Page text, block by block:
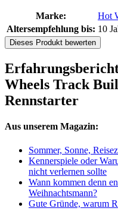
Marke:
Hot
Altersempfehlung bis: 10
Dieses Produkt bewerten
Wheels Track
Rennstarter
Aus unserem Magazin:
Sommer, Sonne,
Kennerspiele oder
nicht verlernen sollte
Wann kommen denn
Weihnachtsmann?
Gute Gründe, warum